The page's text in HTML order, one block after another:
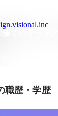
職歴・学歴